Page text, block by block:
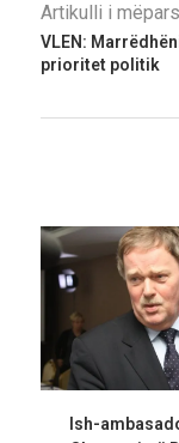
Artikulli i
VLEN:
prioritet politik
Ish-